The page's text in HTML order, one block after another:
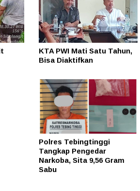
KTA PWI Mati Satu Tahun,
Bisa Diaktifkan
Polres Tebingtinggi
Tangkap Pengedar
Narkoba, Sita 9,56 Gram
Sabu